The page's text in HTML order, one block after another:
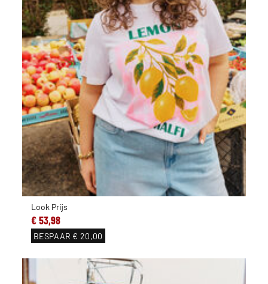
Look Prijs
€ 53,98
BESPAAR € 20,00